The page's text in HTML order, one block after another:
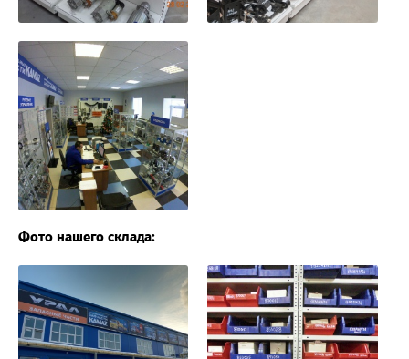
Фото нашего склада: